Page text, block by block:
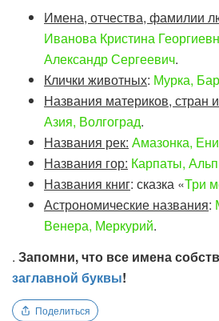
Имена, отчества, фамилии
Иванова Кристина
Александр Сергеевич.
Клички животных: Мурка,
Названия материков, стран
Азия, Волгоград.
Названия рек: Амазонка,
Названия гор: Карпаты,
Названия книг: сказка «Три
Астрономические названия:
Венера, Меркурий.
. Запомни, что все имена
заглавной буквы!
Поделиться